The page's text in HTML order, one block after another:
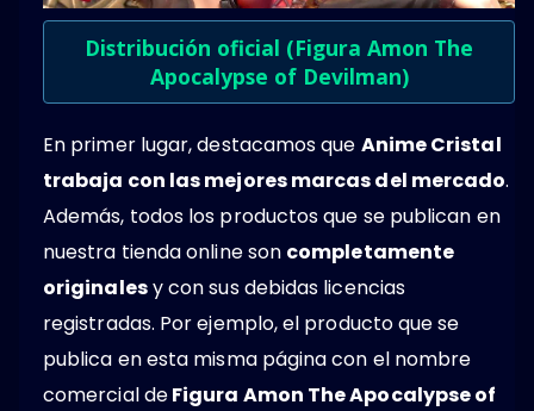
Distribución oficial (Figura Amon The
Apocalypse of Devilman)
En primer lugar, destacamos que Anime Cristal
trabaja con las mejores marcas del mercado.
Además, todos los productos que se publican en
nuestra tienda online son completamente
originalesy con sus debidas licencias
registradas. Por ejemplo, el producto que se
publica en esta misma página con el nombre
comercial deFigura Amon The Apocalypse of